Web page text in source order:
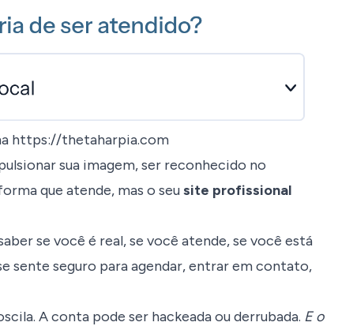
https://thetaharpia.com
sua imagem, ser reconhecido no
que atende, mas o seusite profissional
se você é real, se você atende, se você está
sente seguro para agendar, entrar em contato,
A conta pode ser hackeada ou derrubada. E o